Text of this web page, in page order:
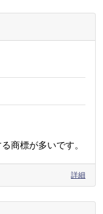
商標が多いです。
詳細